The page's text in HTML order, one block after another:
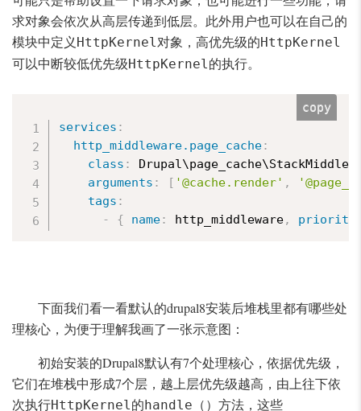
求对象会依次从高层传递到低层。此外用户也可以在自己的
模块中定义 HttpKernel对象，高优先级的HttpKernel
可以中断较低优先级HttpKernel的执行。
services :
http_middleware.page_cache:
class :
arguments : [ '@cache.render' ,
tags :
-
{ name: http_middleware, priority
copy
下面我们看一看默认的drupal8安装后堆栈里都有哪些处
理核心，为便于理解我画了一张示意图：
初始安装的Drupal8默认有7个处理核心，依据优先级，
它们在堆栈中形成7个层，越上层优先级越高，由上往下依
次执行HttpKernel的handle（） 方法，这些